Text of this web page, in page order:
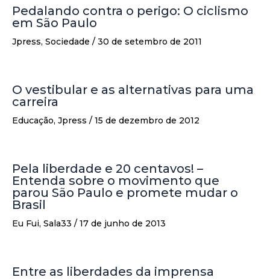
Pedalando contra o perigo: O ciclismo
em São Paulo
Jpress, Sociedade / 30 de setembro de 2011
O vestibular e as alternativas para uma
carreira
Educação, Jpress / 15 de dezembro de 2012
Pela liberdade e 20 centavos! –
Entenda sobre o movimento que
parou São Paulo e promete mudar o
Brasil
Eu Fui, Sala33 / 17 de junho de 2013
Entre as liberdades da imprensa